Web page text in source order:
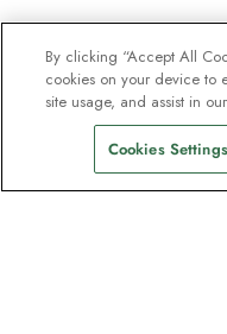
By clicking “Accept All
cookies on your device to
site usage, and assist in
Cookies Settings